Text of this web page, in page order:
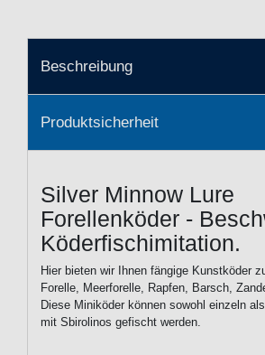
Beschreibung
Produktsicherheit
Silver Minnow Lure
Forellenköder -
Köderfischimitation.
Hier bieten wir Ihnen fängige Kunstköder
Forelle, Meerforelle, Rapfen, Barsch,
Diese Miniköder können sowohl einzeln
mit Sbirolinos gefischt werden.